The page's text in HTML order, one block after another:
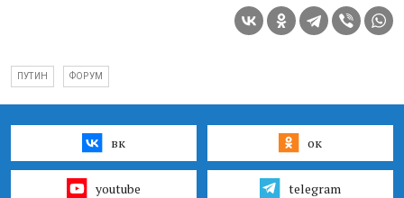
ПУТИН ФОРУМ
вк ок
youtube telegram